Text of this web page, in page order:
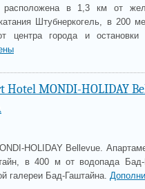
в 1,3 км от
Штубнеркогель, в 200
центра города и остановки
Hotel MONDI-HOLIDAY
HOLIDAY Bellevue.
в 400 м от водопада
галереи Бад-Гаштайна.